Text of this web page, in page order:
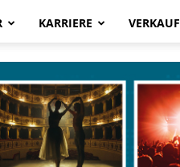
Frankfurter
KARRIERE VERKAUF